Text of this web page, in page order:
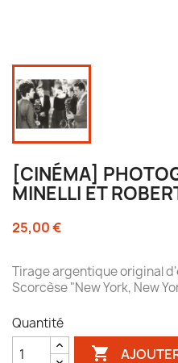
[CINÉMA]
MINELLI ET
25,00 €
Tirage argentique original
Scorcèse "New York, New
Quantité
